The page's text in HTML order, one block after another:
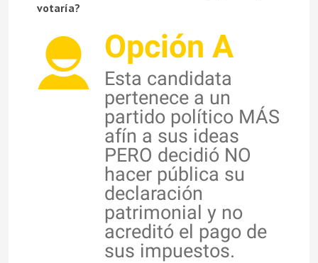
votaría?
Opción A
Esta candidata
pertenece a un
partido político MÁS
afín a sus ideas
PERO decidió NO
hacer pública su
declaración
patrimonial y no
acreditó el pago de
sus impuestos.